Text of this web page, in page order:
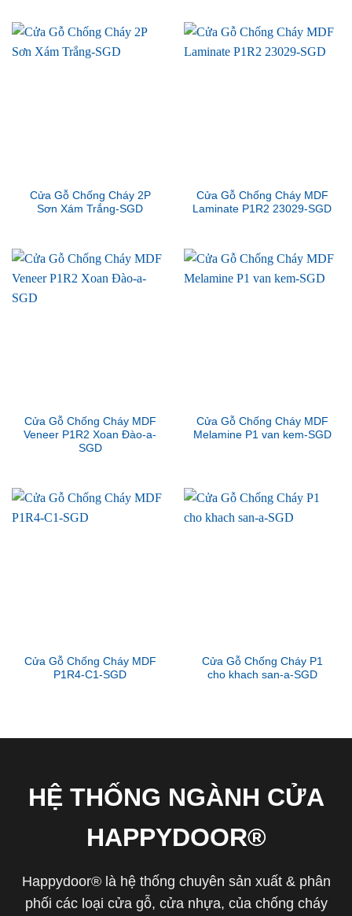
Cửa Gỗ Chống Cháy 2P
Sơn Xám Trắng-SGD
Cửa Gỗ Chống Cháy MDF
Laminate P1R2 23029-SGD
Cửa Gỗ Chống Cháy MDF
Veneer P1R2 Xoan Đào-a-
SGD
Cửa Gỗ Chống Cháy MDF
Melamine P1 van kem-SGD
Cửa Gỗ Chống Cháy MDF
P1R4-C1-SGD
Cửa Gỗ Chống Cháy P1
cho khach san-a-SGD
HỆ THỐNG NGÀNH CỬA
HAPPYDOOR®
Happydoor® là hệ thống chuyên sản xuất & phân
phối các loại cửa gỗ, cửa nhựa, của chống cháy